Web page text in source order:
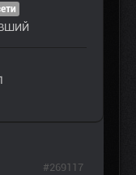
#269117